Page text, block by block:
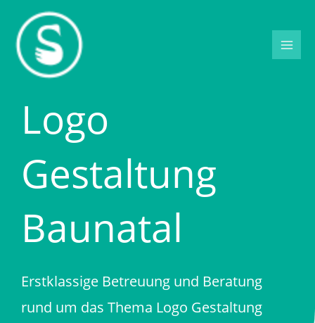
Inhalt
springen
Logo
Gestaltung
Baunatal
Erstklassige Betreuung und Beratung
rund um das Thema Logo Gestaltung